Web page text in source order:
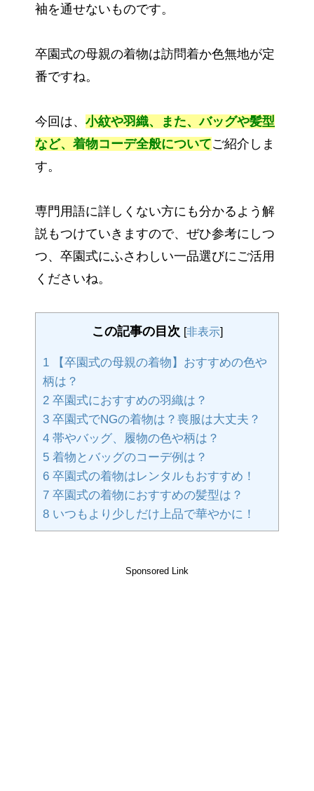
袖を通せないものです。
卒園式の母親の着物は訪問着か色無地が定
番ですね。
今回は、 小紋や羽織、また、バッグや髪型
など、 着物コーデ全般についてご紹介しま
す。
専門用語に詳しくない方にも分かるよう解
説もつけていきますので、ぜひ参考にしつ
つ、卒園式にふさわしい一品選びにご活用
くださいね。
この記事の目次 [非表示]
1 【卒園式の母親の着物】おすすめの色や
柄は？
2 卒園式におすすめの羽織は？
3 卒園式でNGの着物は？喪服は大丈夫？
4 帯やバッグ、履物の色や柄は？
5 着物とバッグのコーデ例は？
6 卒園式の着物はレンタルもおすすめ！
7 卒園式の着物におすすめの髪型は？
8 いつもより少しだけ上品で華やかに！
Sponsored Link